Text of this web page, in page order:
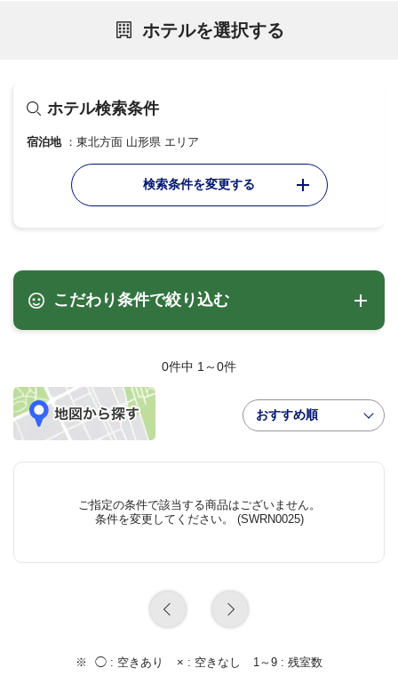
ホテルを選択する
ホテル検索条件
宿泊地 東北方面 山形県 エリア
検索条件を変更する
こだわり条件で絞り込む
0件中 1～0件
おすすめ順
ご指定の条件で該当する商品はございません。
条件を変更してください。 (SWRN0025)
◯ : 空きあり × : 空きなし 1～9 : 残室数